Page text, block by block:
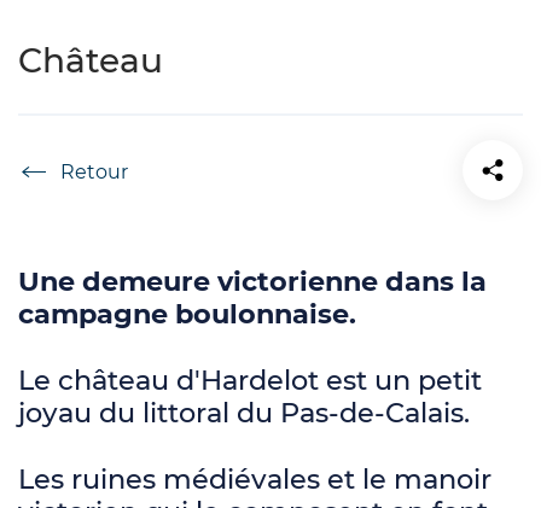
Château
Accueil
Une demeure victorienne dans la
campagne boulonnaise.
Le château d'Hardelot est un petit
joyau du littoral du Pas-de-Calais.
Les ruines médiévales et le manoir